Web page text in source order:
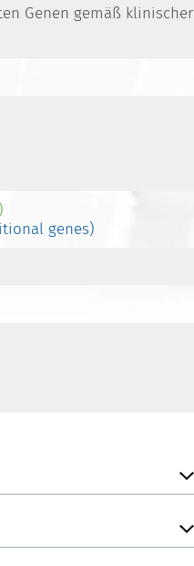
Genen gemäß klinischer
genes)